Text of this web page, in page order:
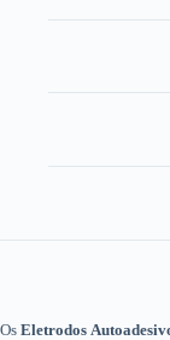
Os Eletrodos